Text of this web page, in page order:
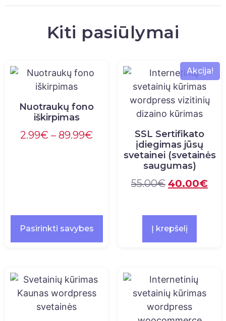
Kiti pasiūlymai
Nuotraukų fono
iškirpimas
2.99€ – 89.99€
Pasirinkti savybes
Akcija!
SSL Sertifikato
įdiegimas jūsų
svetainei (svetainės
saugumas)
55.00€ 40.00€
Į krepšelį